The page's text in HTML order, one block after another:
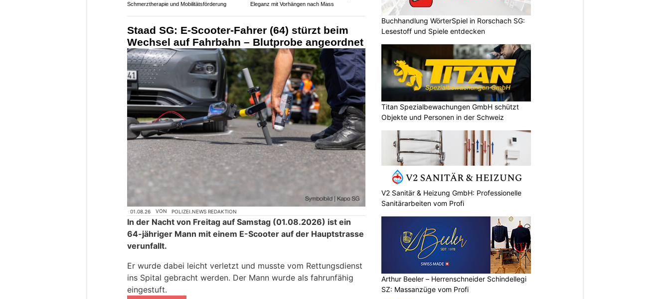
Schmerztherapie und Mobilitätsförderung
Eleganz mit Vorhängen nach Mass
Staad SG: E-Scooter-Fahrer (64) stürzt beim
Wechsel auf Fahrbahn – Blutprobe angeordnet
01.08.26 VON POLIZEI.NEWS REDAKTION
In der Nacht von Freitag auf Samstag (01.08.2026) ist ein
64-jähriger Mann mit einem E-Scooter auf der Hauptstrasse
verunfallt.
Er wurde dabei leicht verletzt und musste vom Rettungsdienst
ins Spital gebracht werden. Der Mann wurde als fahrunfähig
eingestuft.
Buchhandlung WörterSpiel in Rorschach SG:
Lesestoff und Spiele entdecken
Titan Spezialbewachungen GmbH schützt
Objekte und Personen in der Schweiz
V2 Sanitär & Heizung GmbH: Professionelle
Sanitärarbeiten vom Profi
Arthur Beeler – Herrenschneider Schindellegi
SZ: Massanzüge vom Profi